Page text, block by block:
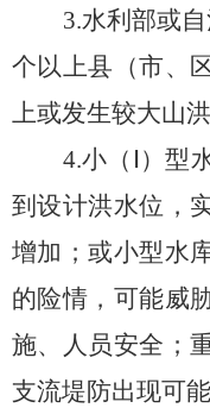
3.水利部或
个以上县 （市、
上或发生较大山
4.小 （ ）型
到设计洪水位，
增加； 或小型水
的险情，可能威
施、人员安全；
支流堤防出现可